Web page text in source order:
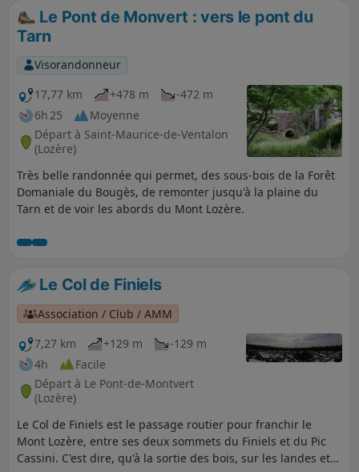
sommets du Sud du Massif Central, et jusqu'au Ventoux. A
parcourir par beau temps.
Le Pont de Monvert : vers le pont du
Tarn
Visorandonneur
17,77 km
+478 m
-472 m
6h 25
Moyenne
Départ à Saint-Maurice-de-Ventalon
(Lozère)
Très belle randonnée qui permet, des sous-bois de la Forêt
Domaniale du Bougès, de remonter jusqu'à la plaine du
Tarn et de voir les abords du Mont Lozère.
Le Col de Finiels
Association / Club / AMM
7,27 km
+129 m
-129 m
4h
Facile
Départ à Le Pont-de-Montvert
(Lozère)
Le Col de Finiels est le passage routier pour franchir le
Mont Lozère, entre ses deux sommets du Finiels et du Pic
Cassini. C'est dire, qu'à la sortie des bois, sur les landes et